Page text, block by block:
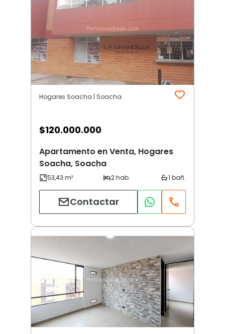
Hogares Soacha | Soacha
$120.000.000
Apartamento en Venta, Hogares
Soacha, Soacha
Contactar